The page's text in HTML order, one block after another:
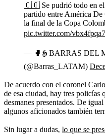
🇨🇴 Se pudrió todo en el
partido entre América
la final de la Copa
pic.twitter.com/
— 🥊𝕳 BARRAS DEL
(@Barras_LATAM)
De acuerdo con el coronel
de esa ciudad, hay tres policías
desmanes presentados. De
algunos aficionados también
Sin lugar a dudas, lo que se